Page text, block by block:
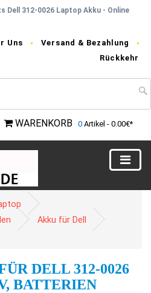
Dell 312-0026 Laptop Akku - Online
Uns
Versand & Bezahlung
Rückkehr
WARENKORB 0 Artikel - 0.00€*
Akku für Dell
DELL 312-0026
BATTERIEN